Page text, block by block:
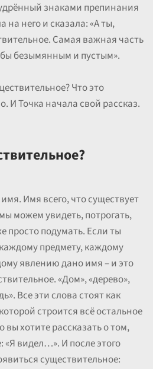
знаками препинания
на него и сказала: «А ты,
Самая важная часть
безымянным и пустым».
Что это
И Точка начала свой рассказ.
Имя всего, что существует
можем увидеть, потрогать,
просто подумать. Если ты
предмету, каждому
явлению дано имя – и это
«Дом», «дерево»,
Все эти слова стоят как
строится всё остальное
вы хотите рассказать о том,
«Я видел…». И после этого
существительное: